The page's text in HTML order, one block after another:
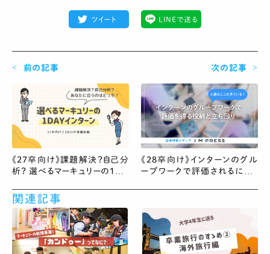
ツイート LINEで送る
前の記事
《27卒向け》課題解決？自己分
析？ 選べるマーキュリーの1DA
次の記事
《28卒向け》インターンのグル
ープワークで評価されるには？
関連記事